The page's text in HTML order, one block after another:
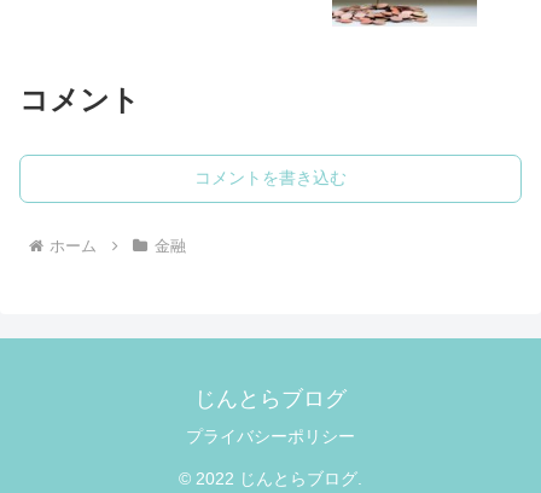
コメント
コメントを書き込む
ホーム 金融
じんとらブログ
プライバシーポリシー
© 2022 じんとらブログ.